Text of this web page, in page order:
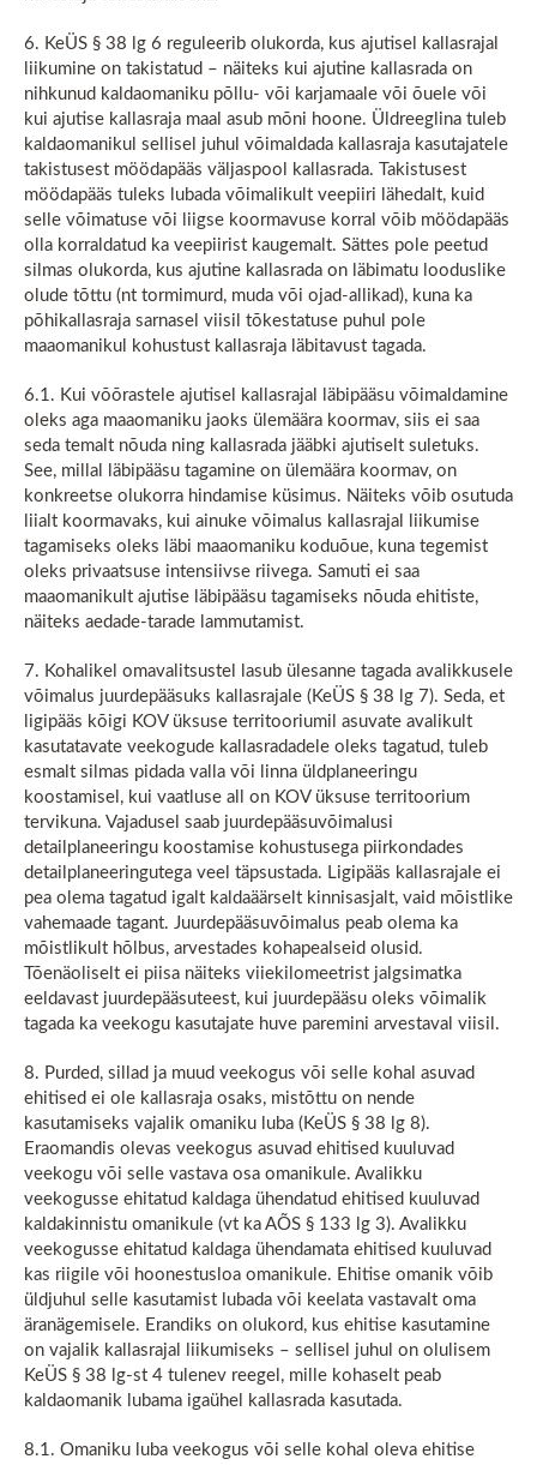
6. KeÜS § 38 lg 6 reguleerib olukorda, kus ajutisel kallasrajal
liikumine on takistatud – näiteks kui ajutine kallasrada on
nihkunud kaldaomaniku põllu- või karjamaale või õuele või
kui ajutise kallasraja maal asub mõni hoone. Üldreeglina tuleb
kaldaomanikul sellisel juhul võimaldada kallasraja kasutajatele
takistusest möödapääs väljaspool kallasrada. Takistusest
möödapääs tuleks lubada võimalikult veepiiri lähedalt, kuid
selle võimatuse või liigse koormavuse korral võib möödapääs
olla korraldatud ka veepiirist kaugemalt. Sättes pole peetud
silmas olukorda, kus ajutine kallasrada on läbimatu looduslike
olude tõttu (nt tormimurd, muda või ojad-allikad), kuna ka
põhikallasraja sarnasel viisil tõkestatuse puhul pole
maaomanikul kohustust kallasraja läbitavust tagada.
6.1. Kui võõrastele ajutisel kallasrajal läbipääsu võimaldamine
oleks aga maaomaniku jaoks ülemäära koormav, siis ei saa
seda temalt nõuda ning kallasrada jääbki ajutiselt suletuks.
See, millal läbipääsu tagamine on ülemäära koormav, on
konkreetse olukorra hindamise küsimus. Näiteks võib osutuda
liialt koormavaks, kui ainuke võimalus kallasrajal liikumise
tagamiseks oleks läbi maaomaniku koduõue, kuna tegemist
oleks privaatsuse intensiivse riivega. Samuti ei saa
maaomanikult ajutise läbipääsu tagamiseks nõuda ehitiste,
näiteks aedade-tarade lammutamist.
7. Kohalikel omavalitsustel lasub ülesanne tagada avalikkusele
võimalus juurdepääsuks kallasrajale (KeÜS § 38 lg 7). Seda, et
ligipääs kõigi KOV üksuse territooriumil asuvate avalikult
kasutatavate veekogude kallasradadele oleks tagatud, tuleb
esmalt silmas pidada valla või linna üldplaneeringu
koostamisel, kui vaatluse all on KOV üksuse territoorium
tervikuna. Vajadusel saab juurdepääsuvõimalusi
detailplaneeringu koostamise kohustusega piirkondades
detailplaneeringutega veel täpsustada. Ligipääs kallasrajale ei
pea olema tagatud igalt kaldaäärselt kinnisasjalt, vaid mõistlike
vahemaade tagant. Juurdepääsuvõimalus peab olema ka
mõistlikult hõlbus, arvestades kohapealseid olusid.
Tõenäoliselt ei piisa näiteks viiekilomeetrist jalgsimatka
eeldavast juurdepääsuteest, kui juurdepääsu oleks võimalik
tagada ka veekogu kasutajate huve paremini arvestaval viisil.
8. Purded, sillad ja muud veekogus või selle kohal asuvad
ehitised ei ole kallasraja osaks, mistõttu on nende
kasutamiseks vajalik omaniku luba (KeÜS § 38 lg 8).
Eraomandis olevas veekogus asuvad ehitised kuuluvad
veekogu või selle vastava osa omanikule. Avalikku
veekogusse ehitatud kaldaga ühendatud ehitised kuuluvad
kaldakinnistu omanikule (vt ka AÕS § 133 lg 3). Avalikku
veekogusse ehitatud kaldaga ühendamata ehitised kuuluvad
kas riigile või hoonestusloa omanikule. Ehitise omanik võib
üldjuhul selle kasutamist lubada või keelata vastavalt oma
äranägemisele. Erandiks on olukord, kus ehitise kasutamine
on vajalik kallasrajal liikumiseks – sellisel juhul on olulisem
KeÜS § 38 lg-st 4 tulenev reegel, mille kohaselt peab
kaldaomanik lubama igaühel kallasrada kasutada.
8.1. Omaniku luba veekogus või selle kohal oleva ehitise